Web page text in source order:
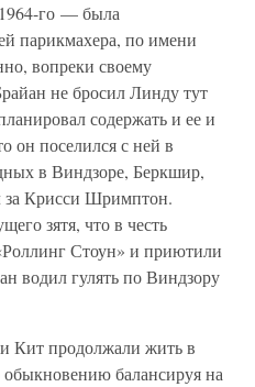
1964-го — была
парикмахера, по имени
вопреки своему
не бросил Линду тут
содержать и ее и
он поселился с ней в
в Виндзоре, Беркшир,
за Крисси Шримптон.
зятя, что в честь
Стоун» и приютили
водил гулять по Виндзору
Кит продолжали жить в
балансируя на